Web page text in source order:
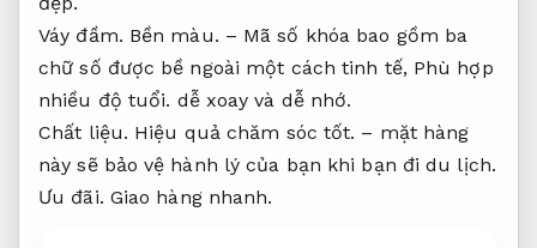
Váy đầm. Bền màu. – Mã số khóa bao gồm ba
chữ số được bề ngoài một cách tinh tế, Phù hợp
nhiều độ tuổi. dễ xoay và dễ nhớ.
Chất liệu. Hiệu quả chăm sóc tốt. – mặt hàng
này sẽ bảo vệ hành lý của bạn khi bạn đi du lịch.
Ưu đãi. Giao hàng nhanh.